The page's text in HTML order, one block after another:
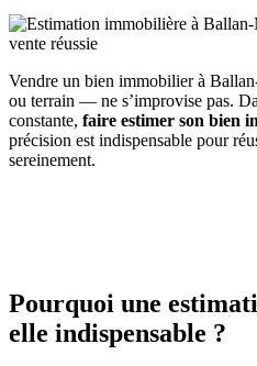
Vendre un bien immobilier à
ou terrain — ne s’improvise pas.
constante, faire estimer son bien
précision est indispensable pour
sereinement.
Pourquoi une
elle indispensable ?